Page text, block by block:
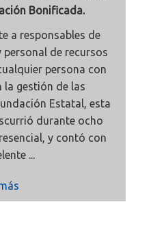
Bonificada.
a responsables de
de recursos
persona con
la gestión de las
Estatal, esta
durante ocho
y contó con
...